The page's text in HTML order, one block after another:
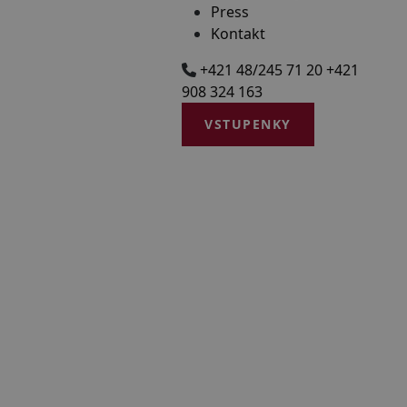
Press
Kontakt
+421 48/245 71 20+421
908 324 163
VSTUPENKY